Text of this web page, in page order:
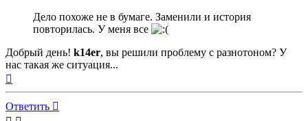
Дело похоже не в бумаге. Заменили и история
повторилась. У меня все
Добрый день! k14er, вы решили проблему с разнотоном? У
нас такая же ситуация...
началу
Ответить